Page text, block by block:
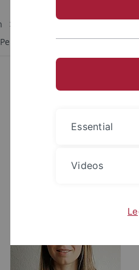
Personal Laura Uhl, M. A.
Laura Uhl, M. A.
Laura Uhl ist seit
hauptberuflicher Tätigkeit
Essential
Videos